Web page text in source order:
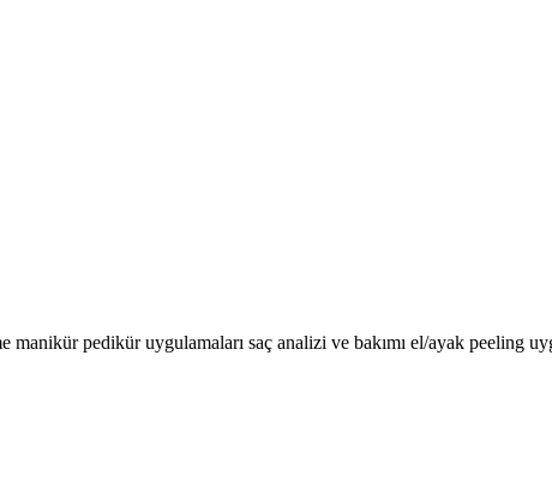
pedikür uygulamaları saç analizi ve bakımı el/ayak peeling